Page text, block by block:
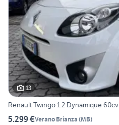
13
Renault Twingo 1.2 Dynamique 60cv
5.299 €Verano Brianza (MB)